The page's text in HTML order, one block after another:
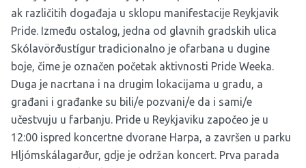
ak različitih događaja u sklopu manifestacije Reykjavik
Pride. Između ostalog, jedna od glavnih gradskih ulica
Skólavörðustígur tradicionalno je ofarbana u dugine
boje, čime je označen početak aktivnosti Pride Weeka.
Duga je nacrtana i na drugim lokacijama u gradu, a
građani i građanke su bili/e pozvani/e da i sami/e
učestvuju u farbanju. Pride u Reykjaviku započeo je u
12:00 ispred koncertne dvorane Harpa, a završen u parku
Hljómskálagarður, gdje je održan koncert. Prva parada